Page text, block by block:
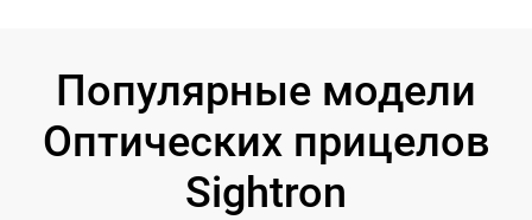
Популярные модели
Оптических прицелов
Sightron